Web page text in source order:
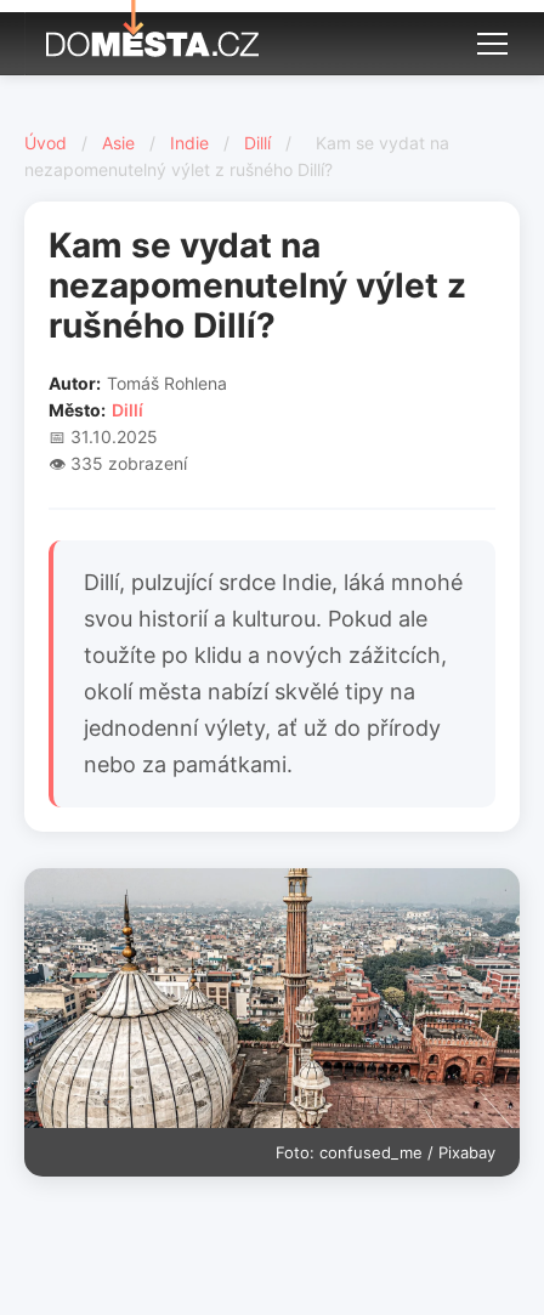
Úvod / Asie / Indie / Dillí /
Kam se vydat na
nezapomenutelný výlet z rušného Dillí?
Kam se vydat na
nezapomenutelný výlet z
rušného Dillí?
Autor: Tomáš Rohlena
Město: Dillí
📅 31.10.2025
👁️ 335 zobrazení
Dillí, pulzující srdce Indie, láká mnohé
svou historií a kulturou. Pokud ale
toužíte po klidu a nových zážitcích,
okolí města nabízí skvělé tipy na
jednodenní výlety, ať už do přírody
nebo za památkami.
Foto: confused_me / Pixabay